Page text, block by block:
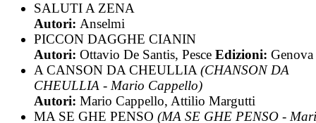
SALUTI A ZENA
Autori: Anselmi
PICCON DAGGHE CIANIN
Autori: Ottavio De Santis, Pesce Edizioni: Genova
A CANSON DA CHEULLIA(CHANSON DA
CHEULLIA - Mario Cappello)
Autori: Mario Cappello, Attilio Margutti
MA SE GHE PENSO (MA SE GHE PENSO -